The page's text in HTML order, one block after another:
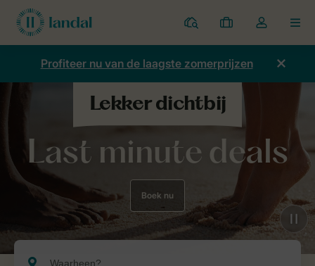
Parken
Mijn
boekingen
Open
de
dropdown
Profiteer nu van de laagste zomerprijzen
Last minute deals
Boek nu